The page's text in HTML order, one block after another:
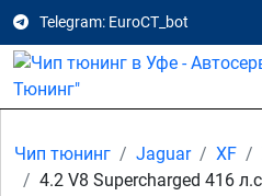
Telegram: EuroCT_bot
Чип тюнинг Jaguar XF
4.2 V8 Supercharged 416 л.с